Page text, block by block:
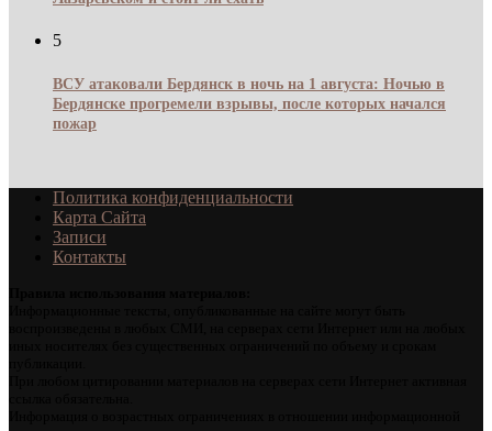
5
ВСУ атаковали Бердянск в ночь на 1 августа: Ночью в
Бердянске прогремели взрывы, после которых начался
пожар
Политика конфиденциальности
Карта Сайта
Записи
Контакты